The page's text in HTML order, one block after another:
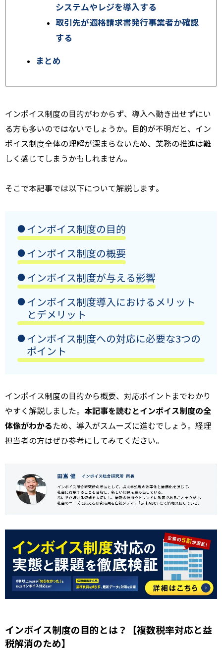
システムやレジを導入する
取引先が適格請求書発行事業者か確認
する
まとめ
インボイス制度の目的がわからず、導入へ動き出せずにい
る方も多いのではないでしょうか。目的が不明だと、イン
ボイス制度全体の理解が深まらないため、業務の推進は難
しく感じてしまうかもしれません。
そこで本記事では以下について解説します。
インボイス制度の目的
インボイス制度の概要
インボイス制度が与える影響
インボイス制度導入におけるメリット
とデメリット
インボイス制度への対応に必要な3つの
ポイント
インボイス制度の目的から概要、対応ポイントまでわかり
やすく解説しました。 本記事を読むとインボイス制度の全
体像がわかる ため、導入がスムーズに進むでしょう。経理
担当者の方はぜひ参考にしてみてください。
インボイス制度の目的とは？【複数税率対応と益
税解消のため】